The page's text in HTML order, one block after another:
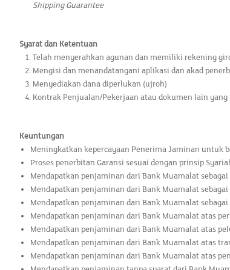
Shipping Guarantee
Syarat dan Ketentuan
Telah menyerahkan agunan dan memiliki rekening
Mengisi dan menandatangani aplikasi dan akad
Menyediakan dana diperlukan (ujroh)
Kontrak Penjualan/Pekerjaan atau dokumen lain
Keuntungan
Meningkatkan kepercayaan Penerima Jaminan untuk
Proses penerbitan Garansi sesuai dengan prinsip
Mendapatkan penjaminan dari Bank Muamalat
Mendapatkan penjaminan dari Bank Muamalat
Mendapatkan penjaminan dari Bank Muamalat
Mendapatkan penjaminan dari Bank Muamalat atas
Mendapatkan penjaminan dari Bank Muamalat atas
Mendapatkan penjaminan dari Bank Muamalat atas
Mendapatkan penjaminan dari Bank Muamalat atas